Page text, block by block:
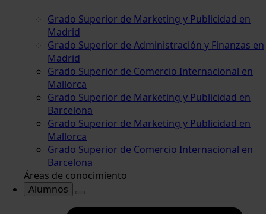
Grado Superior de Marketing y Publicidad en
Madrid
Grado Superior de Administración y Finanzas en
Madrid
Grado Superior de Comercio Internacional en
Mallorca
Grado Superior de Marketing y Publicidad en
Barcelona
Grado Superior de Marketing y Publicidad en
Mallorca
Grado Superior de Comercio Internacional en
Barcelona
Áreas de conocimiento
Alumnos